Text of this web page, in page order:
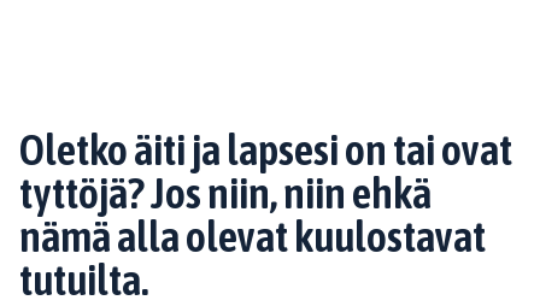
Oletko äiti ja lapsesi on tai ovat
tyttöjä? Jos niin, niin ehkä
nämä alla olevat kuulostavat
tutuilta.